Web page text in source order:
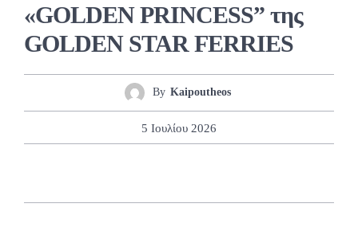
«GOLDEN PRINCESS” της
GOLDEN STAR FERRIES
By Kaipoutheos
5 Ιουλίου 2026